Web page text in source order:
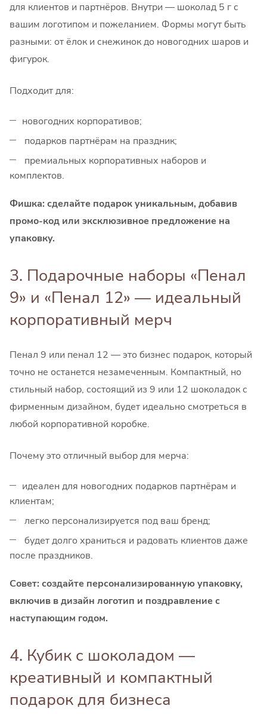
для клиентов и партнёров. Внутри — шоколад 5 г с
вашим логотипом и пожеланием. Формы могут быть
разными: от ёлок и снежинок до новогодних шаров и
фигурок.
Подходит для:
новогодних корпоративов;
подарков партнёрам на праздник;
премиальных корпоративных наборов и
комплектов.
Фишка: сделайте подарок уникальным, добавив
промо-код или эксклюзивное предложение на
упаковку.
3. Подарочные наборы «Пенал
9» и «Пенал 12» — идеальный
корпоративный мерч
Пенал 9 или пенал 12 — это бизнес подарок, который
точно не останется незамеченным. Компактный, но
стильный набор, состоящий из 9 или 12 шоколадок с
фирменным дизайном, будет идеально смотреться в
любой корпоративной коробке.
Почему это отличный выбор для мерча:
идеален для новогодних подарков партнёрам и
клиентам;
легко персонализируется под ваш бренд;
будет долго храниться и радовать клиентов даже
после праздников.
Совет: создайте персонализированную упаковку,
включив в дизайн логотип и поздравление с
наступающим годом.
4. Кубик с шоколадом —
креативный и компактный
подарок для бизнеса